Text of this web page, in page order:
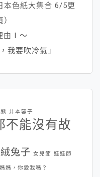
本色紙大集合 6/5更
由Ⅰ～
我要吹冷氣」
井本蓉子
不能沒有故
兔子 女兒節 娃娃節
媽媽，你愛我嗎？